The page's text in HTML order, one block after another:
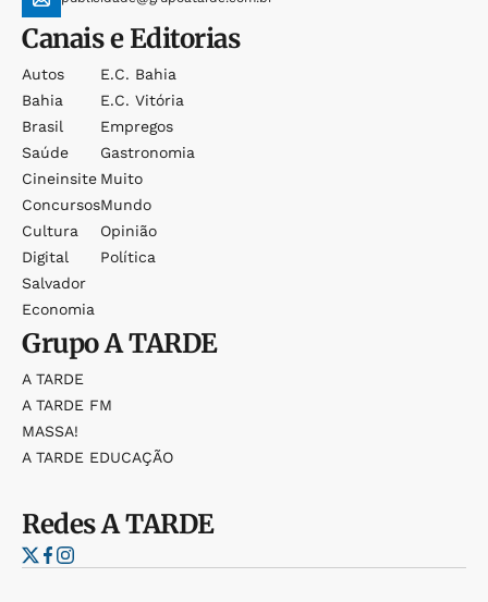
Canais e Editorias
Autos
Bahia
Brasil
Saúde
Cineinsite
Concursos
Cultura
Digital
Salvador
Economia
E.c. Bahia
E.c. Vitória
Empregos
Gastronomia
Muito
Mundo
Opinião
Política
GrupoA TARDE
A TARDE
A TARDE FM
MASSA!
A TARDE EDUCAÇÃO
RedesA TARDE